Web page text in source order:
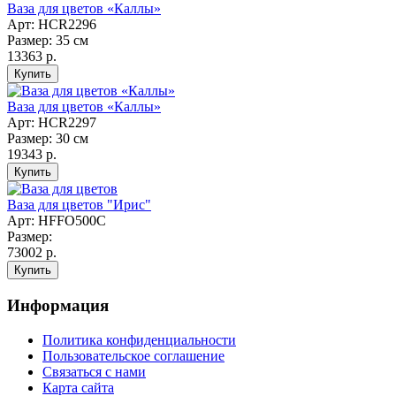
Ваза для цветов «Каллы»
Арт: НCR2296
Размер: 35 см
13363 р.
Ваза для цветов «Каллы»
Арт: НCR2297
Размер: 30 см
19343 р.
Ваза для цветов "Ирис"
Арт: НFFO500C
Размер:
73002 р.
Информация
Политика конфиденциальности
Пользовательское соглашение
Связаться с нами
Карта сайта